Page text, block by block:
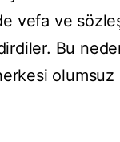
vefa ve
Bu